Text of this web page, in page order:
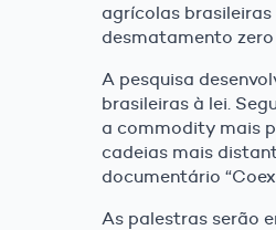
agrícolas
desmatamento
A pesquisa
brasileiras à lei.
a commodity mais
cadeias mais
documentário
As palestras serão